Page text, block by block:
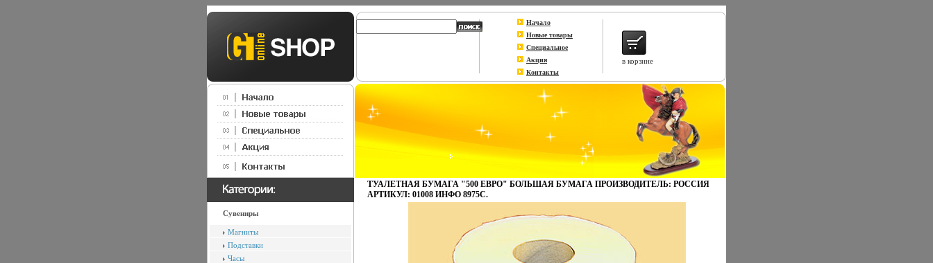
Начало
Новые товары
Специальное
Акция
Контакты
в корзине
Сувениры
Магниты
Подставки
Часы
ТУАЛЕТНАЯ БУМАГА "500 ЕВРО" БОЛЬШАЯ БУМАГА ПРОИЗВОДИТЕЛЬ: РОССИЯ
АРТИКУЛ: 01008 ИНФО 8975C.